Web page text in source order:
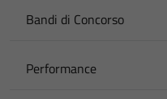
Bandi di Concorso
Performance